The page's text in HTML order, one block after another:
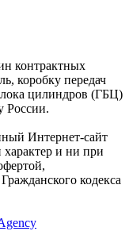
контрактных
коробку передач
цилиндров (ГБЦ)
России.
Интернет-сайт
и ни при
кодекса